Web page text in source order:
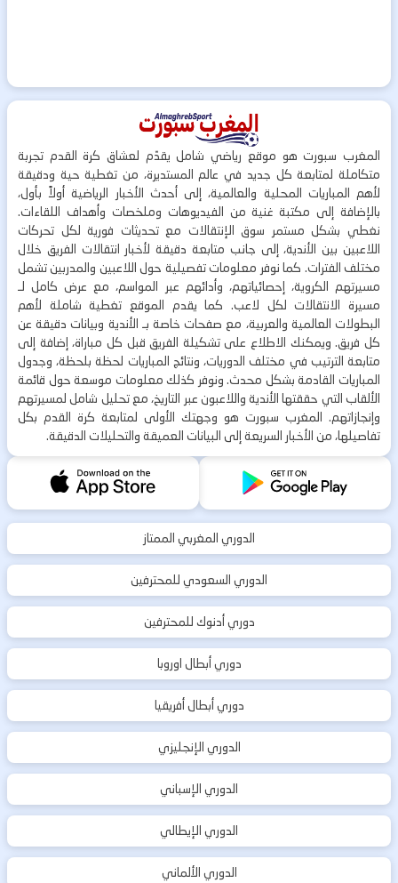
المغرب سبورت هو موقع رياضي شامل يقدّم لعشاق كرة القدم تجربة
متكاملة لمتابعة كل جديد في عالم المستديرة، من تغطية حية ودقيقة
لأهم المباريات المحلية والعالمية، إلى أحدث الأخبار الرياضية أولاً بأول،
بالإضافة إلى مكتبة غنية من الفيديوهات وملخصات وأهداف اللقاءات.
نغطي بشكل مستمر سوق الإنتقالات مع تحديثات فورية لكل تحركات
اللاعبين بين الأندية، إلى جانب متابعة دقيقة لأخبار انتقالات الفريق خلال
مختلف الفترات. كما نوفر معلومات تفصيلية حول اللاعبين والمدربين تشمل
مسيرتهم الكروية، إحصائياتهم، وأدائهم عبر المواسم، مع عرض كامل لـ
مسيرة الانتقالات لكل لاعب. كما يقدم الموقع تغطية شاملة لأهم
البطولات العالمية والعربية، مع صفحات خاصة بـ الأندية وبيانات دقيقة عن
كل فريق. ويمكنك الاطلاع على تشكيلة الفريق قبل كل مباراة، إضافة إلى
متابعة الترتيب في مختلف الدوريات، ونتائج المباريات لحظة بلحظة، وجدول
المباريات القادمة بشكل محدث. ونوفر كذلك معلومات موسعة حول قائمة
الألقاب التي حققتها الأندية واللاعبون عبر التاريخ، مع تحليل شامل لمسيرتهم
وإنجازاتهم. المغرب سبورت هو وجهتك الأولى لمتابعة كرة القدم بكل
تفاصيلها، من الأخبار السريعة إلى البيانات العميقة والتحليلات الدقيقة.
الدوري المغربي الممتاز
الدوري السعودي للمحترفين
دوري أدنوك للمحترفين
دوري أبطال اوروبا
دوري أبطال أفريقيا
الدوري الإنجليزي
الدوري الإسباني
الدوري الإيطالي
الدوري الألماني